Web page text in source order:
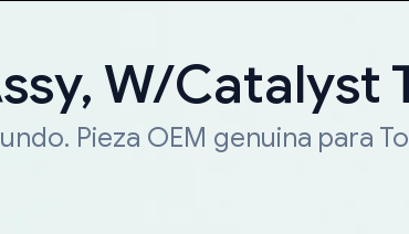
W/Catalyst
Pieza OEM genuina para